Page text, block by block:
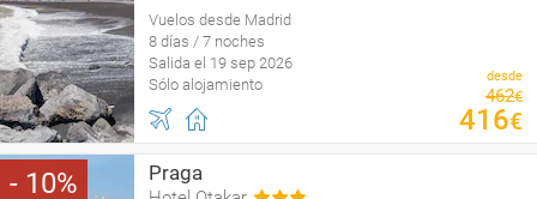
Vuelos desde Madrid
8 días / 7 noches
Salida el 19 sep 2026
Sólo alojamiento
desde
462€
416€
10 Praga